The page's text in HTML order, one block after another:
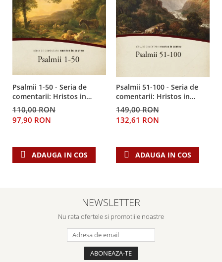
Psalmii 1-50 - Seria de
comentarii: Hristos in
centru
110,00 RON
97,90 RON
ADAUGA IN COS
Psalmii 51-100 - Seria de
comentarii: Hristos in
centru
149,00 RON
132,61 RON
ADAUGA IN COS
NEWSLETTER
Nu rata ofertele si promotiile noastre